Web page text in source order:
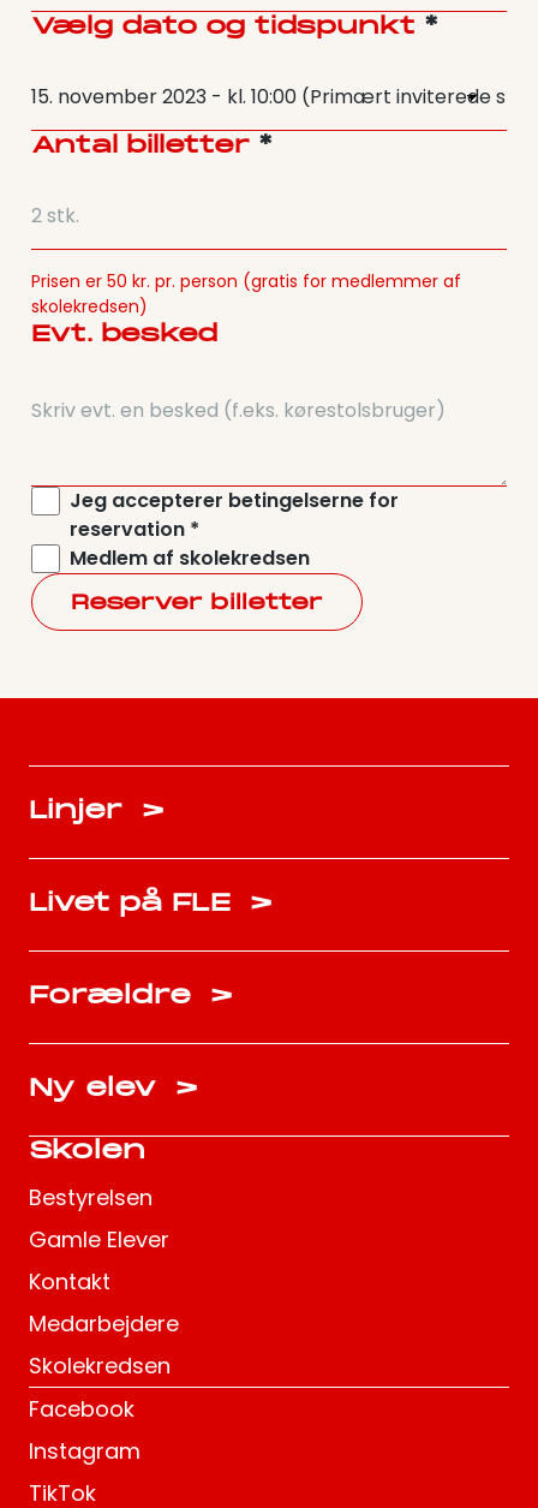
Vælg dato og tidspunkt *
Antal billetter *
Prisen er 50 kr. pr. person (gratis for medlemmer af
skolekredsen)
Evt. besked
Jeg accepterer betingelserne for
reservation *
Medlem af skolekredsen
Reserver billetter
Linjer >
Livet på FLE >
Forældre >
Ny elev >
Skolen
Bestyrelsen
Gamle Elever
Kontakt
Medarbejdere
Skolekredsen
Facebook
Instagram
TikTok